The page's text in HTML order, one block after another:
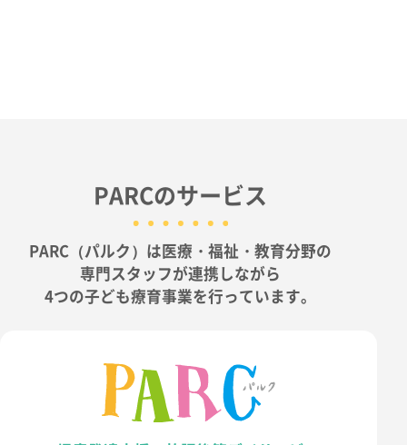
PARCのサービス
PARC（パルク）は医療・福祉・教育分野の
専門スタッフが連携しながら
4つの子ども療育事業を行っています。